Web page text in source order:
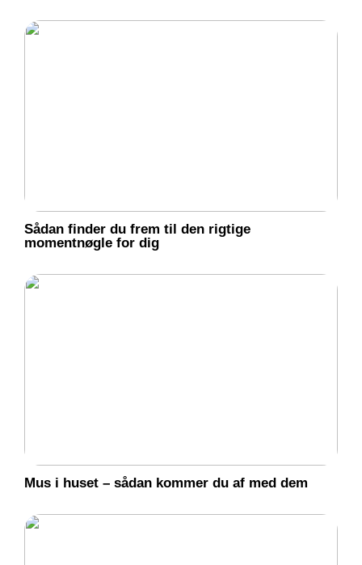
Sådan finder du frem til den rigtige
momentnøgle for dig
Mus i huset – sådan kommer du af med dem